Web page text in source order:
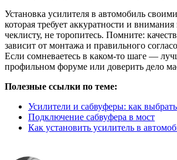
Установка усилителя в автомобиль
которая требует аккуратности и
чеклисту, не торопитесь. Помните:
зависит от монтажа и правильного
Если сомневаетесь в каком-то шаге —
профильном форуме или доверить дело
Полезные ссылки по теме:
Усилители и сабвуферы: как выбрать
Подключение сабвуфера в мост
Как установить усилитель в